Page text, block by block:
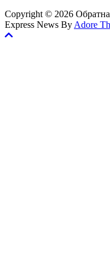
Copyright © 2026
Express News By Adore